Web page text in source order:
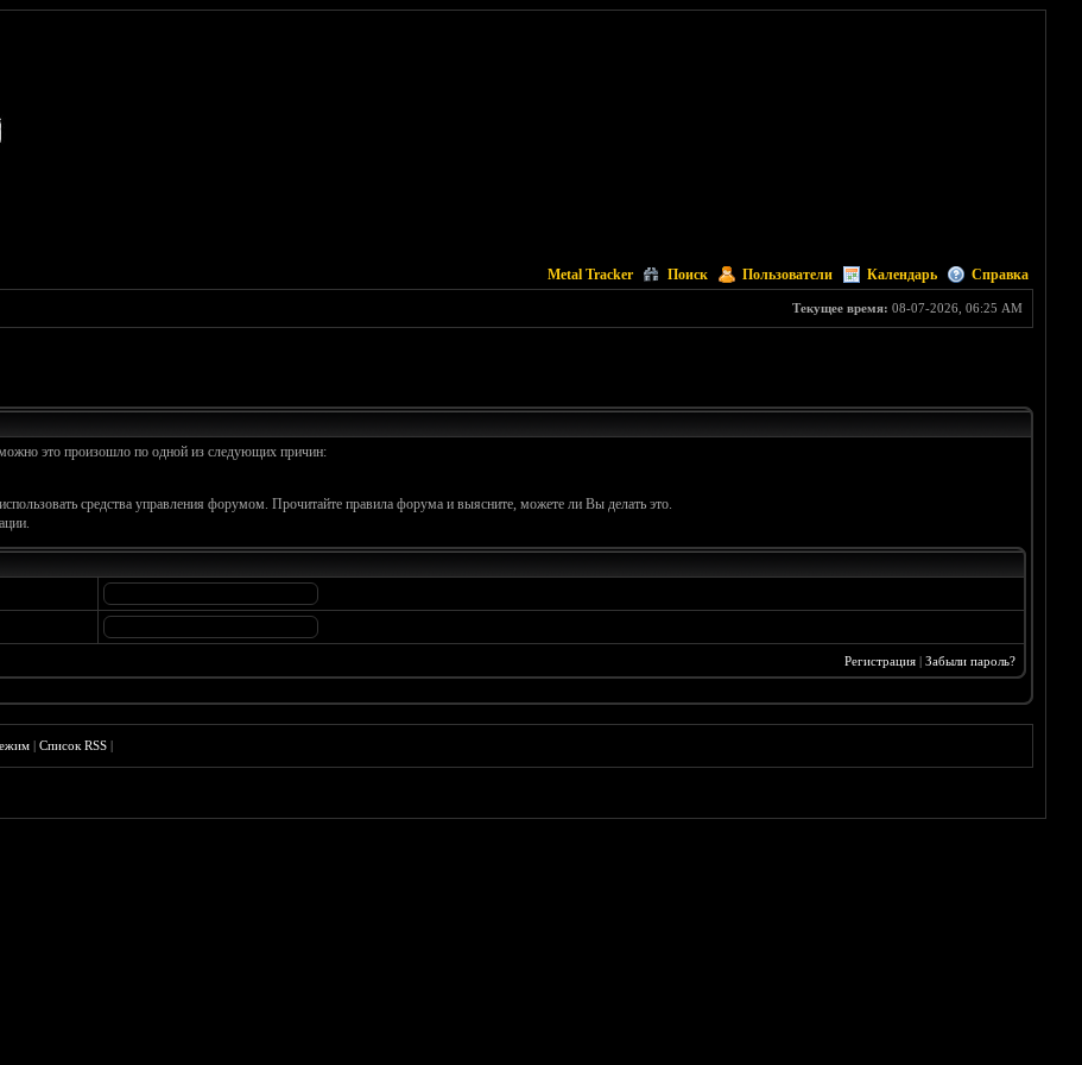
Metal Tracker Поиск Пользователи Календарь Справка
Текущее время: 08-07-2026, 06:25 AM
это произошло по одной из следующих причин:
средства управления форумом. Прочитайте правила форума и выясните, можете ли Вы делать это.
Регистрация| Забыли пароль?
|Список RSS |